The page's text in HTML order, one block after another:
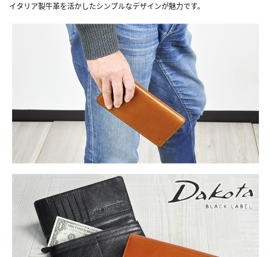
イタリア製牛革を活かしたシンプルなデザインが魅力です。